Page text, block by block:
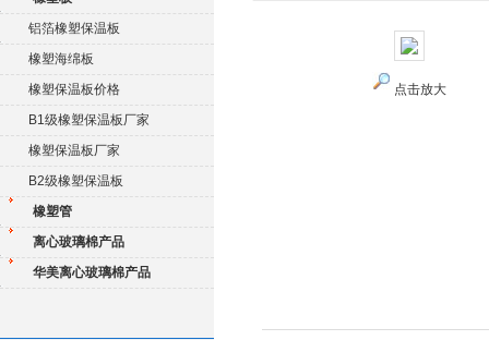
铝箔橡塑保温板
橡塑海绵板
橡塑保温板价格
B1级橡塑保温板厂家
橡塑保温板厂家
B2级橡塑保温板
橡塑管
离心玻璃棉产品
华美离心玻璃棉产品
点击放大